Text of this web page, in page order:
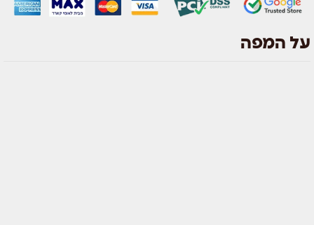
על המפה